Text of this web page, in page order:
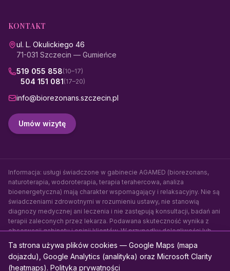
KONTAKT
ul. L. Okulickiego 46
71-031 Szczecin — Gumieńce
519 055 858(10–17)
504 151 081(17–20)
info@biorezonans.szczecin.pl
Umów wizytę
Informacja: usługi świadczone w gabinecie AGAMED (biorezonans,
naturoterapia, wodoroterapia, terapia terahercowa, analiza
bioenergetyczna) mają charakter wspomagający i relaksacyjny. Nie są
świadczeniami zdrowotnymi w rozumieniu ustawy, nie stanowią
diagnozy medycznej ani leczenia i nie zastępują konsultacji, badań ani
terapii zaleconych przez lekarza. Podawana skuteczność wynika z
obserwacji gabinetu i opinii klientów. W przypadku dolegliwości lub
choroby skonsultuj się z lekarzem.
© 2010–2026 AGAMED Autoryzowany Gabinet Biorezonansu i
Ta strona używa plików cookies — Google Maps (mapa
dojazdu), Google Analytics (analityka) oraz Microsoft Clarity
(heatmaps). Polityka prywatności